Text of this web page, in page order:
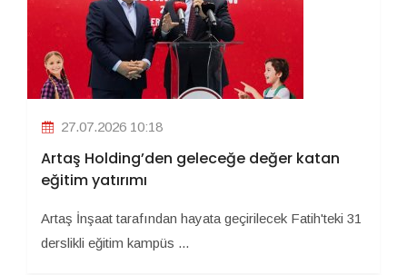
27.07.2026 10:18
Artaş Holding’den geleceğe değer katan
eğitim yatırımı
Artaş İnşaat tarafından hayata geçirilecek Fatih'teki 31
derslikli eğitim kampüs ...